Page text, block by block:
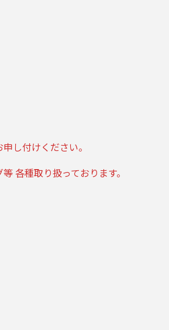
し付けください。
各種取り扱っております。